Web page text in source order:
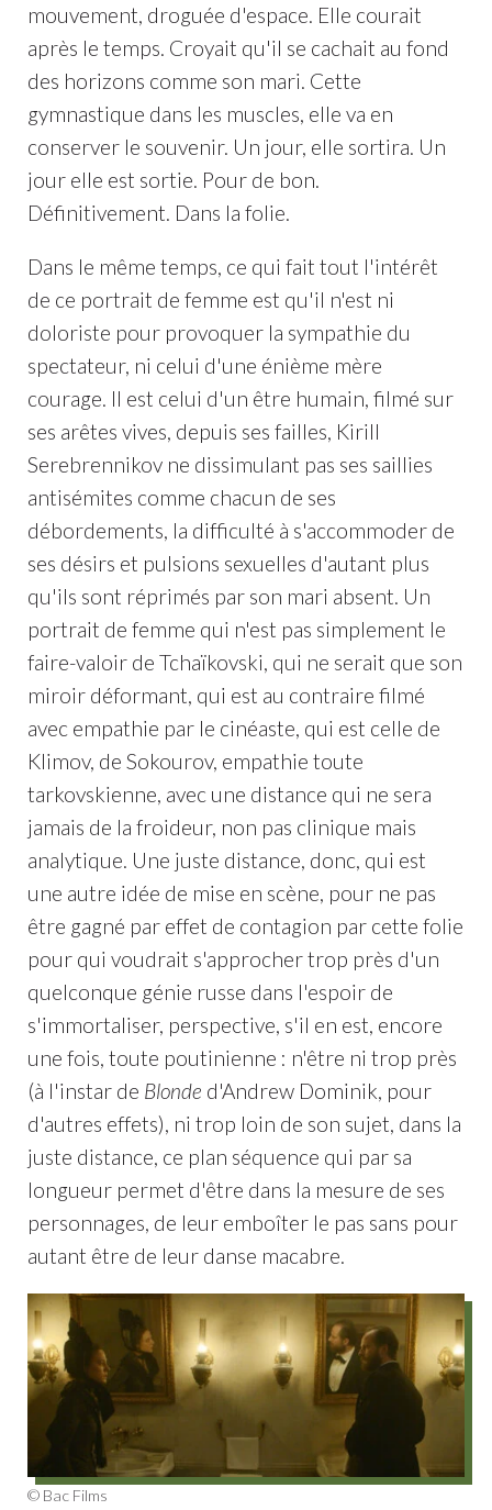
mouvement, droguée d'espace. Elle courait
après le temps. Croyait qu'il se cachait au fond
des horizons comme son mari. Cette
gymnastique dans les muscles, elle va en
conserver le souvenir. Un jour, elle sortira. Un
jour elle est sortie. Pour de bon.
Définitivement. Dans la folie.
Dans le même temps, ce qui fait tout l'intérêt
de ce portrait de femme est qu'il n'est ni
doloriste pour provoquer la sympathie du
spectateur, ni celui d'une énième mère
courage. Il est celui d'un être humain, filmé sur
ses arêtes vives, depuis ses failles, Kirill
Serebrennikov ne dissimulant pas ses saillies
antisémites comme chacun de ses
débordements, la difficulté à s'accommoder de
ses désirs et pulsions sexuelles d'autant plus
qu'ils sont réprimés par son mari absent. Un
portrait de femme qui n'est pas simplement le
faire-valoir de Tchaïkovski, qui ne serait que son
miroir déformant, qui est au contraire filmé
avec empathie par le cinéaste, qui est celle de
Klimov, de Sokourov, empathie toute
tarkovskienne, avec une distance qui ne sera
jamais de la froideur, non pas clinique mais
analytique. Une juste distance, donc, qui est
une autre idée de mise en scène, pour ne pas
être gagné par effet de contagion par cette folie
pour qui voudrait s'approcher trop près d'un
quelconque génie russe dans l'espoir de
s'immortaliser, perspective, s'il en est, encore
une fois, toute poutinienne : n'être ni trop près
(à l'instar de Blonde d'Andrew Dominik, pour
d'autres effets), ni trop loin de son sujet, dans la
juste distance, ce plan séquence qui par sa
longueur permet d'être dans la mesure de ses
personnages, de leur emboîter le pas sans pour
autant être de leur danse macabre.
© Bac Films